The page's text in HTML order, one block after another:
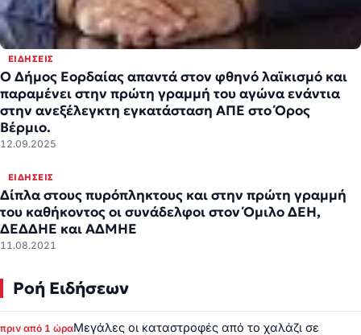
ΕΙΔΉΣΕΙΣ
Ο Δήμος Εορδαίας απαντά στον φθηνό λαϊκισμό και
παραμένει στην πρώτη γραμμή του αγώνα ενάντια
στην ανεξέλεγκτη εγκατάσταση ΑΠΕ στο Όρος
Βέρμιο.
12.09.2025
ΕΙΔΉΣΕΙΣ
Δίπλα στους πυρόπληκτους και στην πρώτη γραμμή
του καθήκοντος οι συνάδελφοι στον Όμιλο ΔΕΗ,
ΔΕΔΔΗΕ και ΑΔΜΗΕ
11.08.2021
Ροή Ειδήσεων
πριν από 1 ώραΜεγάλες οι καταστροφές από το χαλάζι σε